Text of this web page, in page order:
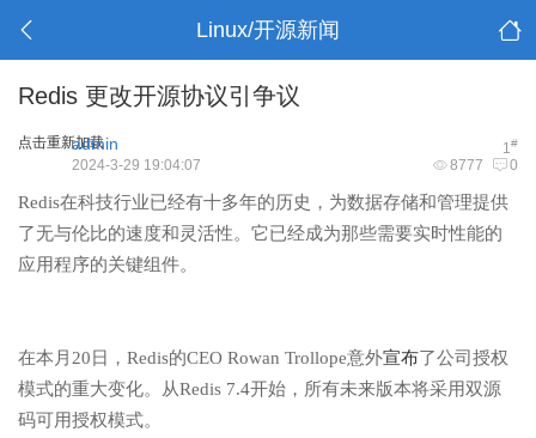
Linux/开源新闻
Redis 更改开源协议引争议
点击重新加载 1#
admin
8777 0
2024-3-29 19:04:07
Redis在科技行业已经有十多年的历史，为数据存储和管理提供
了无与伦比的速度和灵活性。它已经成为那些需要实时性能的
应用程序的关键组件。
在本月20日，Redis的CEO Rowan Trollope意外宣布了公司授权
模式的重大变化。从Redis 7.4开始，所有未来版本将采用双源
码可用授权模式。